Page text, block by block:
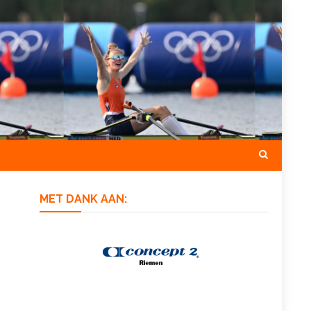
MET DANK AAN: